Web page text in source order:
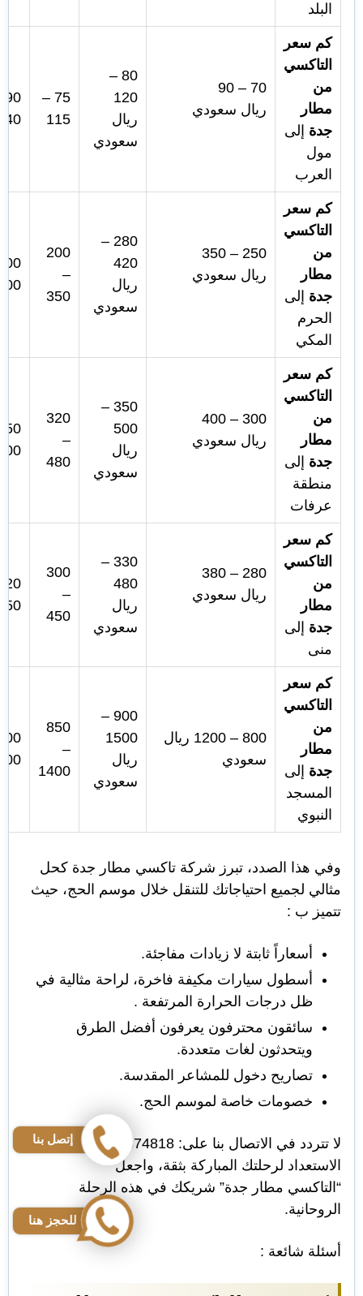
البلد
كم سعر
التاكسي
من
مطار
جدة إلى
مول
العرب
70 – 90
ريال سعودي
80 –
120
ريال
سعودي
75 –
115
كم سعر
التاكسي
من
مطار
جدة إلى
الحرم
المكي
250 – 350
ريال سعودي
280 –
420
ريال
سعودي
200
–
350
كم سعر
التاكسي
من
مطار
جدة إلى
منطقة
عرفات
300 – 400
ريال سعودي
350 –
500
ريال
سعودي
320
–
480
كم سعر
التاكسي
من
مطار
جدة إلى
منى
280 – 380
ريال سعودي
330 –
480
ريال
سعودي
300
–
450
كم سعر
التاكسي
من
مطار
جدة إلى
المسجد
النبوي
800 – 1200 ريال
سعودي
900 –
1500
ريال
سعودي
850
–
1400
وفي هذا الصدد، تبرز شركة تاكسي مطار جدة كحل
مثالي لجميع احتياجاتك للتنقل خلال موسم الحج، حيث
تتميز ب :
أسعاراً ثابتة لا زيادات مفاجئة.
أسطول سيارات مكيفة فاخرة، لراحة مثالية في
ظل درجات الحرارة المرتفعة .
سائقون محترفون يعرفون أفضل الطرق
ويتحدثون لغات متعددة.
تصاريح دخول للمشاعر المقدسة.
خصومات خاصة لموسم الحج.
لا تتردد في الاتصال بنا على: 00966565374818 وابدأ
الاستعداد لرحلتك المباركة بثقة، واجعل
“التاكسي مطار جدة” شريكك في هذه الرحلة
الروحانية.
أسئلة شائعة :
إتصل بنا
للحجز هنا